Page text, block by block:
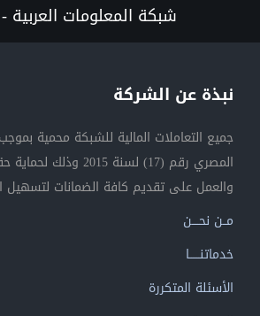
شبكة المعلومات العربية
نبذة عن الشركة
جميع التعاملات المالية للشبكة محمية
المصري رقم (17) لسنة
والعمل على تقديم كافة الضمانات لتسهيل
مــن نحــــن
خدماتنــــــا
الأسئلة المتكررة